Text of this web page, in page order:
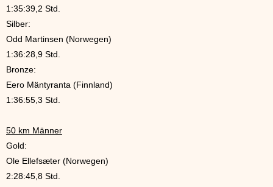
1:35:39,2 Std.
Silber:
Odd Martinsen (Norwegen)
1:36:28,9 Std.
Bronze:
Eero Mäntyranta (Finnland)
1:36:55,3 Std.
50 km Männer
Gold:
Ole Ellefsæter (Norwegen)
2:28:45,8 Std.